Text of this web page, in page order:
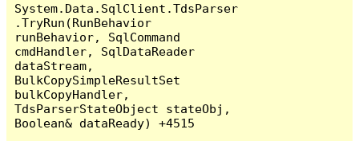
System.Data.SqlClient.TdsParser
.TryRun(RunBehavior
runBehavior, SqlCommand
cmdHandler, SqlDataReader
dataStream,
BulkCopySimpleResultSet
bulkCopyHandler,
TdsParserStateObject stateObj,
Boolean& dataReady) +4515